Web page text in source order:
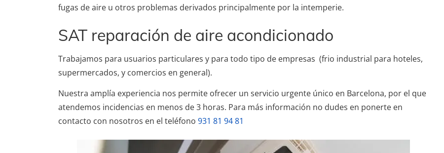
fugas de aire u otros problemas derivados principalmente por la intemperie.
SAT reparación de aire acondicionado
Trabajamos para usuarios particulares y para todo tipo de empresas (frio industrial para hoteles,
supermercados, y comercios en general).
Nuestra amplía experiencia nos permite ofrecer un servicio urgente único en Barcelona, por el que
atendemos incidencias en menos de 3 horas. Para más información no dudes en ponerte en
contacto con nosotros en el teléfono 931 81 94 81